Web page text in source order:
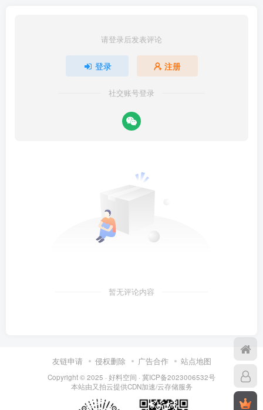
请登录后发表评论
登录 注册
社交账号登录
暂无评论内容
友链申请 侵权删除 广告合作 站点地图
Copyright © 2025 · 好料空间 · 冀ICP备2023006532号
本站由又拍云提供CDN加速/云存储服务